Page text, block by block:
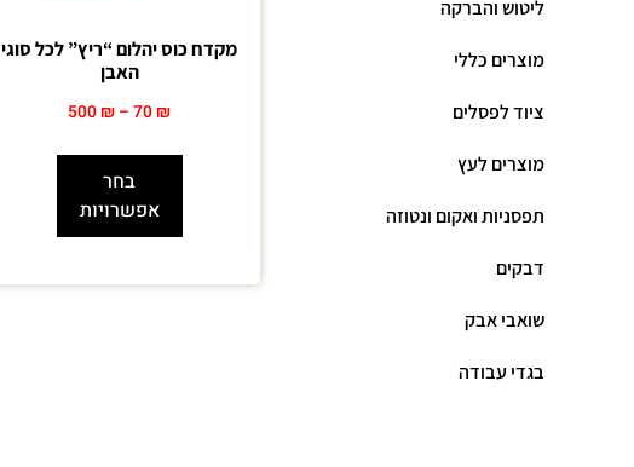
ליטוש והברקה
מוצרים כללי
ציוד לפסלים
מוצרים לעץ
תפסניות ואקום ונטוזה
דבקים
שואבי אבק
בגדי עבודה
מקדח כוס יהלום “ריץ” לכל סוגי
האבן
70 ₪
–
500 ₪
בחר
אפשרויות